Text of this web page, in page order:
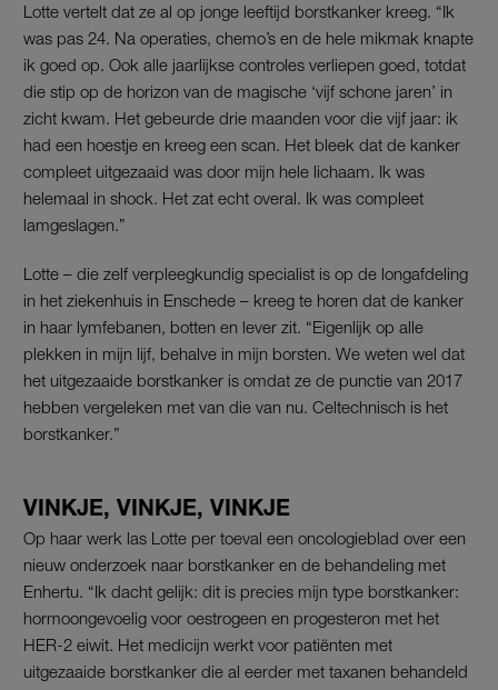
Lotte vertelt dat ze al op jonge leeftijd borstkanker kreeg. “Ik
was pas 24. Na operaties, chemo’s en de hele mikmak knapte
ik goed op. Ook alle jaarlijkse controles verliepen goed, totdat
die stip op de horizon van de magische ‘vijf schone jaren’ in
zicht kwam. Het gebeurde drie maanden voor die vijf jaar: ik
had een hoestje en kreeg een scan. Het bleek dat de kanker
compleet uitgezaaid was door mijn hele lichaam. Ik was
helemaal in shock. Het zat echt overal. Ik was compleet
lamgeslagen.”
Lotte – die zelf verpleegkundig specialist is op de longafdeling
in het ziekenhuis in Enschede – kreeg te horen dat de kanker
in haar lymfebanen, botten en lever zit. “Eigenlijk op alle
plekken in mijn lijf, behalve in mijn borsten. We weten wel dat
het uitgezaaide borstkanker is omdat ze de punctie van 2017
hebben vergeleken met van die van nu. Celtechnisch is het
borstkanker.”
VINKJE, VINKJE, VINKJE
Op haar werk las Lotte per toeval een oncologieblad over een
nieuw onderzoek naar borstkanker en de behandeling met
Enhertu. “Ik dacht gelijk: dit is precies mijn type borstkanker:
hormoongevoelig voor oestrogeen en progesteron met het
HER-2 eiwit. Het medicijn werkt voor patiënten met
uitgezaaide borstkanker die al eerder met taxanen behandeld